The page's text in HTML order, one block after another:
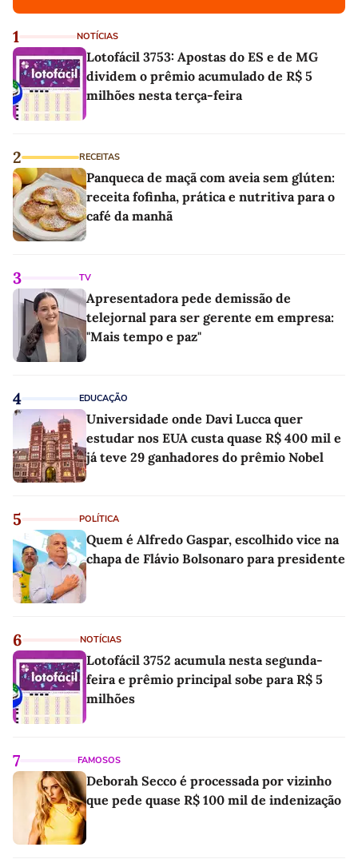
1 NOTÍCIAS
Lotofácil 3753: Apostas do ES e de MG
dividem o prêmio acumulado de R$ 5
milhões nesta terça-feira
2 RECEITAS
Panqueca de maçã com aveia sem glúten:
receita fofinha, prática e nutritiva para o
café da manhã
3 TV
Apresentadora pede demissão de
telejornal para ser gerente em empresa:
"Mais tempo e paz"
4 EDUCAÇÃO
Universidade onde Davi Lucca quer
estudar nos EUA custa quase R$ 400 mil e
já teve 29 ganhadores do prêmio Nobel
5 POLÍTICA
Quem é Alfredo Gaspar, escolhido vice na
chapa de Flávio Bolsonaro para presidente
6 NOTÍCIAS
Lotofácil 3752 acumula nesta segunda-
feira e prêmio principal sobe para R$ 5
milhões
7 FAMOSOS
Deborah Secco é processada por vizinho
que pede quase R$ 100 mil de indenização